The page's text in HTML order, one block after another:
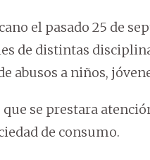
el pasado 25 de
de distintas
abusos a niños,
se prestara
de consumo.